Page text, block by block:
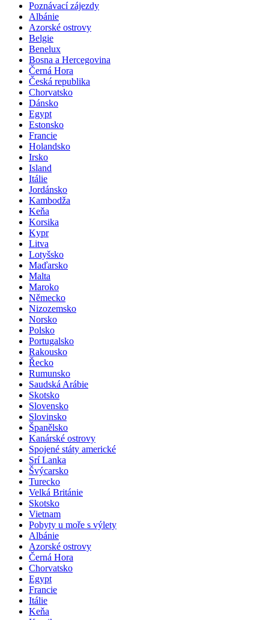
Poznávací zájezdy
Albánie
Azorské ostrovy
Belgie
Benelux
Bosna a Hercegovina
Černá Hora
Česká republika
Chorvatsko
Dánsko
Egypt
Estonsko
Francie
Holandsko
Irsko
Island
Itálie
Jordánsko
Kambodža
Keňa
Korsika
Kypr
Litva
Lotyšsko
Maďarsko
Malta
Maroko
Německo
Nizozemsko
Norsko
Polsko
Portugalsko
Rakousko
Řecko
Rumunsko
Saudská Arábie
Skotsko
Slovensko
Slovinsko
Španělsko
Kanárské ostrovy
Spojené státy americké
Srí Lanka
Švýcarsko
Turecko
Velká Británie
Skotsko
Vietnam
Pobyty u moře s výlety
Albánie
Azorské ostrovy
Černá Hora
Chorvatsko
Egypt
Francie
Itálie
Keňa